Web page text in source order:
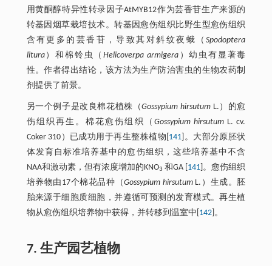
用黄酮醇特异性转录因子AtMYB12作为芸香苷生产来源的
转基因烟草栽培技术。转基因愈伤组织比野生型愈伤组织
含有更多的芸香苷，导致其对斜纹夜蛾（Spodoptera
litura）和棉铃虫（Helicoverpa armigera）幼虫有显著毒
性。作者得出结论，该方法为生产防治害虫的生物农药制
剂提供了前景。
另一个例子是改良棉花植株（Gossypium hirsutum L.）的愈
伤组织再生。棉花愈伤组织（ Gossypium hirsutum L. cv.
Coker 310）已成功用于再生整株植物[ 141 ]。大部分原胚状
体发育自标准培养基中的愈伤组织，这些培养基中不含
NAA和激动素，但有浓度增加的KNO3 和GA [ 141 ]。愈伤组织
培养物由17个棉花品种（Gossypium hirsutumL.）生成。胚
胎来源于细胞质细胞，并遵循可预测的发育模式。再生植
物从愈伤组织培养物中获得，并转移到温室中[ 142]。
7. 生产园艺植物